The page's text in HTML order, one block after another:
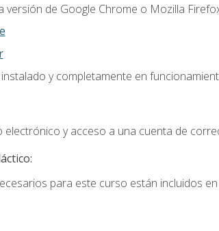
versión de Google Chrome o Mozilla
y completamente en
electrónico y acceso a una cuenta de
para este curso están incluidos